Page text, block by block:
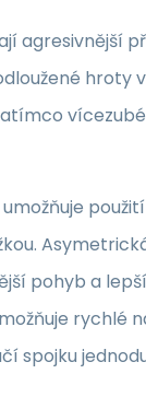
agresivnější
hroty
umožňuje
pohyb a
rychlé
spojku